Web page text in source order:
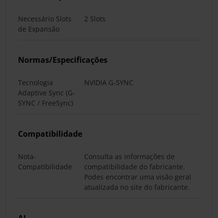
Necessário Slots
de Expansão
2 Slots
Normas/Especificações
Tecnologia
Adaptive Sync (G-
SYNC / FreeSync)
NVIDIA G-SYNC
Compatibilidade
Nota-
Compatibilidade
Consulta as informações de
compatibilidade do fabricante.
Podes encontrar uma visão geral
atualizada no site do fabricante.